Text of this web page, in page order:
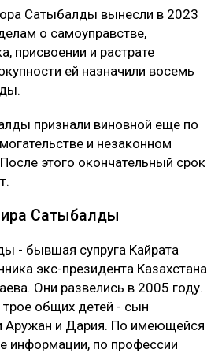
Сатыбалды вынесли в 2023
о самоуправстве,
присвоении и растрате
ей назначили восемь
признали виновной еще по
и незаконном
этого окончательный срок
Сатыбалды
- бывшая супруга Кайрата
экс-президента Казахстана
Они развелись в 2005 году.
общих детей - сын
Аружан и Дария. По имеющейся
информации, по профессии